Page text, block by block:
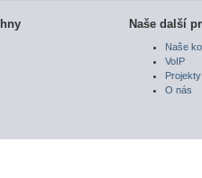
Naše další
Naše
VoIP
Projekty
O nás